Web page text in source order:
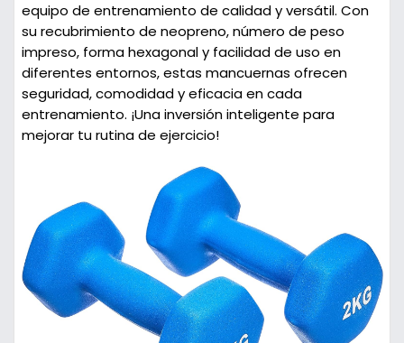
equipo de entrenamiento de calidad y versátil. Con
su recubrimiento de neopreno, número de peso
impreso, forma hexagonal y facilidad de uso en
diferentes entornos, estas mancuernas ofrecen
seguridad, comodidad y eficacia en cada
entrenamiento. ¡Una inversión inteligente para
mejorar tu rutina de ejercicio!